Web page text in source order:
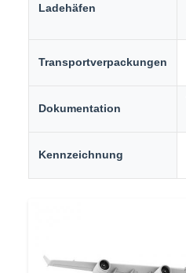
Ladehäfen
Transportverpackungen
Dokumentation
Kennzeichnung